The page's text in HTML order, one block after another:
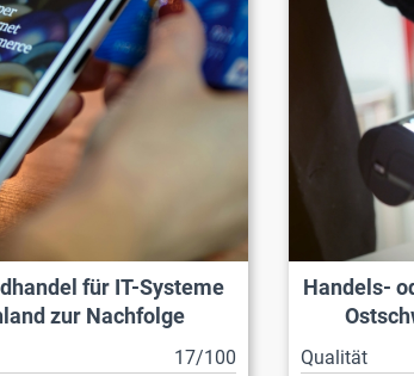
für IT-Systeme
zur Nachfolge
17/100
Handels-
Qualität